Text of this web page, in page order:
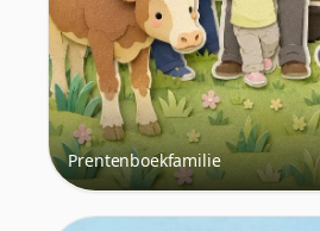
Prentenboekfamilie